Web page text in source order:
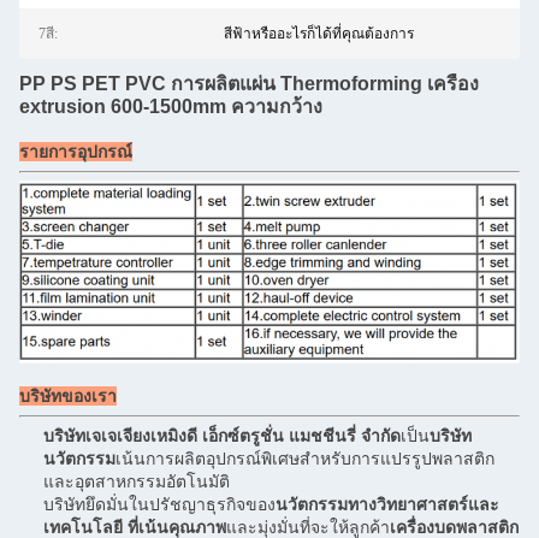
7สี: สีฟ้าหรืออะไรก็ได้ที่คุณต้องการ
PP PS PET PVC การผลิตแผ่น Thermoforming เครื่อง
extrusion 600-1500mm ความกว้าง
รายการอุปกรณ์
บริษัทของเรา
บริษัทเจเจเจียงเหมิงดี เอ็กซ์ตรูชั่น แมชชีนรี่ จํากัดเป็นบริษัท
นวัตกรรมเน้นการผลิตอุปกรณ์พิเศษสําหรับการแปรรูปพลาสติก
และอุตสาหกรรมอัตโนมัติ
บริษัทยึดมั่นในปรัชญาธุรกิจของนวัตกรรมทางวิทยาศาสตร์และ
เทคโนโลยี ที่เน้นคุณภาพและมุ่งมั่นที่จะให้ลูกค้าเครื่องบดพลาสติก